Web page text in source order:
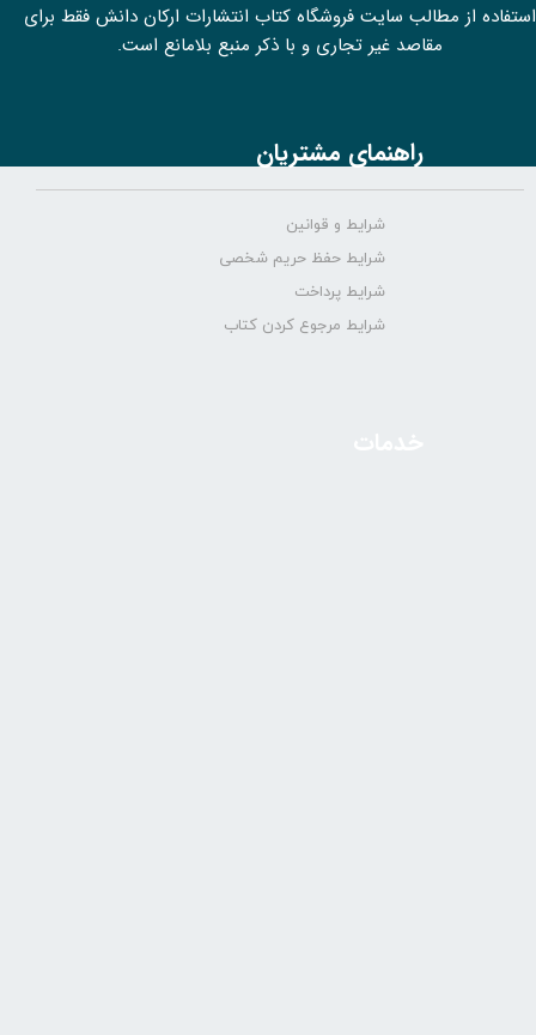
استفاده از مطالب سايت فروشگاه کتاب انتشارات ارکان دانش فقط برای
مقاصد غیر تجاری و با ذکر منبع بلامانع است.
راهنمای مشتریان
شرایط و قوانین
شرایط حفظ حریم شخصی
شرایط پرداخت
شرایط مرجوع کردن کتاب